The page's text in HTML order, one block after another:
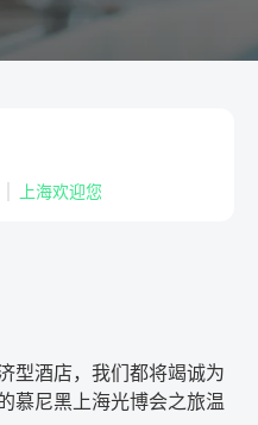
上海欢迎您
型酒店，我们都将竭诚为
慕尼黑上海光博会之旅温